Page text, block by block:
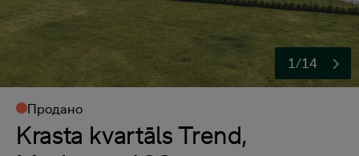
1/14
Продано
Krasta kvartāls Trend,